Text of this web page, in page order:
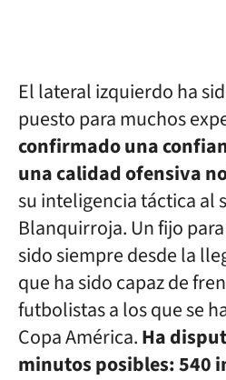
El lateral izquierdo ha
puesto para muchos
confirmado una
una calidad ofensiva
su inteligencia táctica al
Blanquirroja. Un fijo
sido siempre desde la
que ha sido capaz de
futbolistas a los que se
Copa América.Ha
minutos posibles: 540